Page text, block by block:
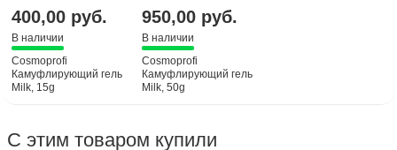
400,00 руб.
В наличии
Cosmoprofi
Камуфлирующий гель
Milk, 15g
950,00 руб.
В наличии
Cosmoprofi
Камуфлирующий гель
Milk, 50g
С этим товаром купили